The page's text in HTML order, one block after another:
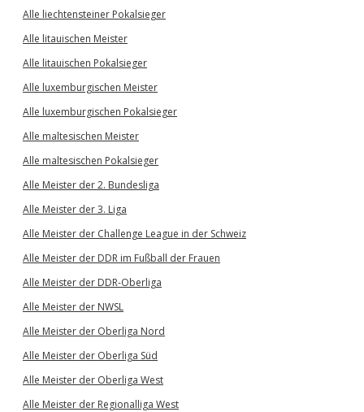
Alle liechtensteiner Pokalsieger
Alle litauischen Meister
Alle litauischen Pokalsieger
Alle luxemburgischen Meister
Alle luxemburgischen Pokalsieger
Alle maltesischen Meister
Alle maltesischen Pokalsieger
Alle Meister der 2. Bundesliga
Alle Meister der 3. Liga
Alle Meister der Challenge League in der Schweiz
Alle Meister der DDR im Fußball der Frauen
Alle Meister der DDR-Oberliga
Alle Meister der NWSL
Alle Meister der Oberliga Nord
Alle Meister der Oberliga Süd
Alle Meister der Oberliga West
Alle Meister der Regionalliga West